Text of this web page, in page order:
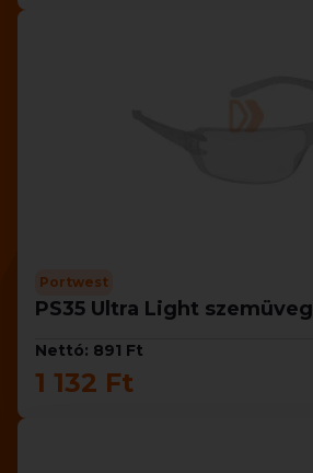
Portwest
PS35 Ultra Light szemüveg
Nettó: 891 Ft
1 132 Ft